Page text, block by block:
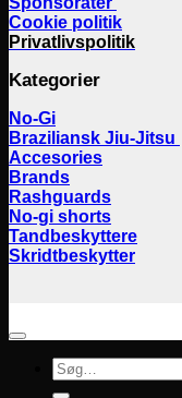
Cookie politik
Privatlivspolitik
Kategorier
No-Gi
Braziliansk Jiu-Jitsu
Accesories
Brands
Rashguards
No-gi shorts
Tandbeskyttere
Skridtbeskytter
Søg
efter: